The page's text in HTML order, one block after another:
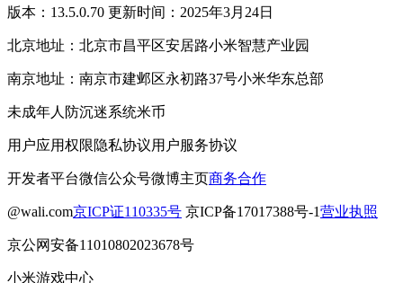
版本：13.5.0.70 更新时间：2025年3月24日
北京地址：北京市昌平区安居路小米智慧产业园
南京地址：南京市建邺区永初路37号小米华东总部
未成年人防沉迷系统米币
用户应用权限隐私协议用户服务协议
开发者平台微信公众号微博主页商务合作
@wali.com京ICP证110335号 京ICP备17017388号-1营业执照
京公网安备11010802023678号
小米游戏中心